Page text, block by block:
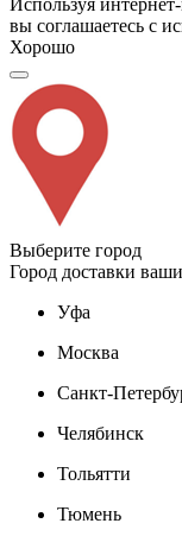
вы соглашаетесь с
Хорошо
Выберите город
Город доставки
Уфа
Москва
Санкт-
Челябинск
Тольятти
Тюмень